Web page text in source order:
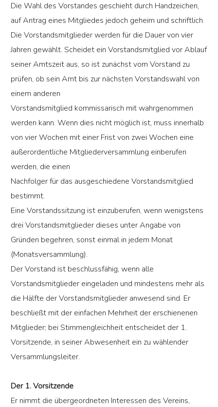
Die Wahl des Vorstandes geschieht durch Handzeichen,
auf Antrag eines Mitgliedes jedoch geheim und schriftlich.
Die Vorstandsmitglieder werden für die Dauer von vier
Jahren gewählt. Scheidet ein Vorstandsmitglied vor Ablauf
seiner Amtszeit aus, so ist zunächst vom Vorstand zu
prüfen, ob sein Amt bis zur nächsten Vorstandswahl von
einem anderen
Vorstandsmitglied kommissarisch mit wahrgenommen
werden kann. Wenn dies nicht möglich ist, muss innerhalb
von vier Wochen mit einer Frist von zwei Wochen eine
außerordentliche Mitgliederversammlung einberufen
werden, die einen
Nachfolger für das ausgeschiedene Vorstandsmitglied
bestimmt.
Eine Vorstandssitzung ist einzuberufen, wenn wenigstens
drei Vorstandsmitglieder dieses unter Angabe von
Gründen begehren, sonst einmal in jedem Monat
(Monatsversammlung).
Der Vorstand ist beschlussfähig, wenn alle
Vorstandsmitglieder eingeladen und mindestens mehr als
die Hälfte der Vorstandsmitglieder anwesend sind. Er
beschließt mit der einfachen Mehrheit der erschienenen
Mitglieder; bei Stimmengleichheit entscheidet der 1.
Vorsitzende, in seiner Abwesenheit ein zu wählender
Versammlungsleiter.
Der 1. Vorsitzende
Er nimmt die übergeordneten Interessen des Vereins,